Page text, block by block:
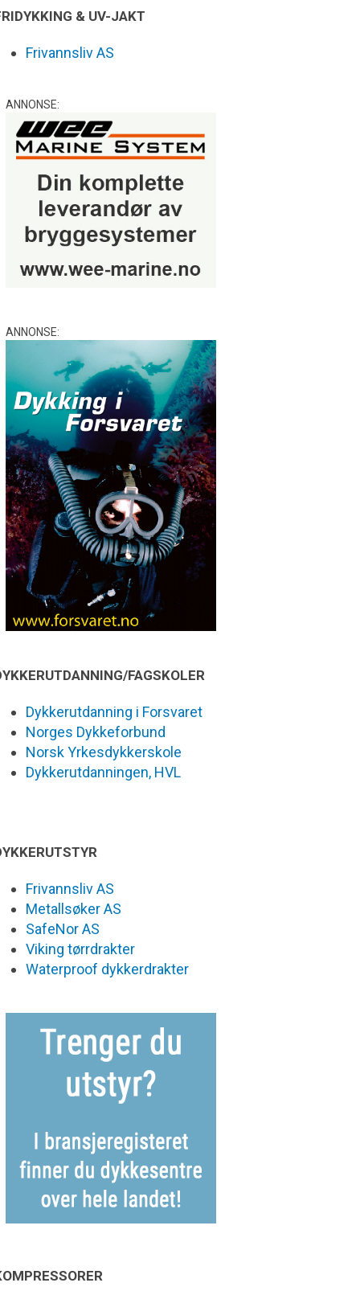
& UV-JAKT
Frivannsliv AS
ANNONSE:
ANNONSE:
FAGSKOLER
Dykkerutdanning i Forsvaret
Norges Dykkeforbund
Norsk Yrkesdykkerskole
Dykkerutdanningen, HVL
Frivannsliv AS
Metallsøker AS
SafeNor AS
Viking tørrdrakter
Waterproof dykkerdrakter